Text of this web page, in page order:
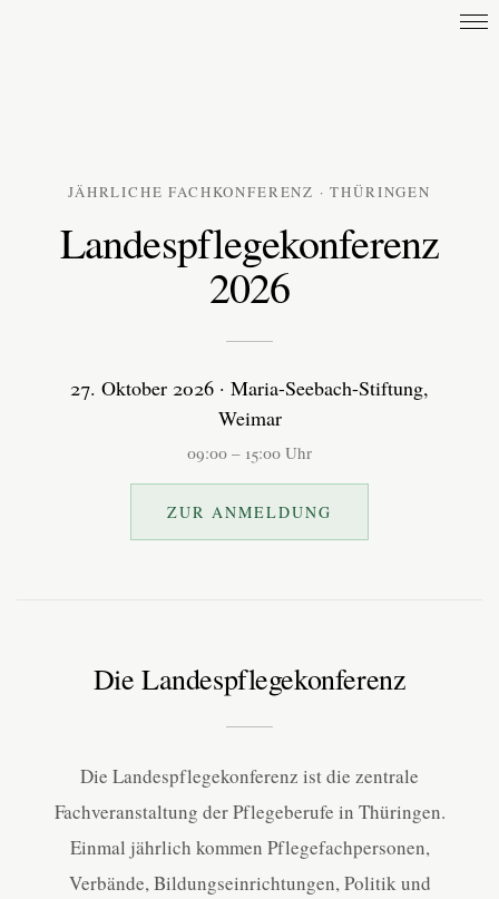
JÄHRLICHE FACHKONFERENZ · THÜRINGEN
Landespflegekonferenz
2026
27. Oktober 2026 · Maria-Seebach-Stiftung,
Weimar
09:00 – 15:00 Uhr
ZUR ANMELDUNG
Die Landespflegekonferenz
Die Landespflegekonferenz ist die zentrale
Fachveranstaltung der Pflegeberufe in Thüringen.
Einmal jährlich kommen Pflegefachpersonen,
Verbände, Bildungseinrichtungen, Politik und